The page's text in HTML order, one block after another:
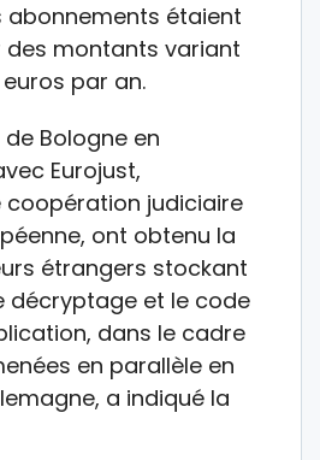
abonnements étaient
montants variant
par an.
Bologne en
Eurojust,
coopération judiciaire
ont obtenu la
étrangers stockant
décryptage et le code
dans le cadre
en parallèle en
a indiqué la